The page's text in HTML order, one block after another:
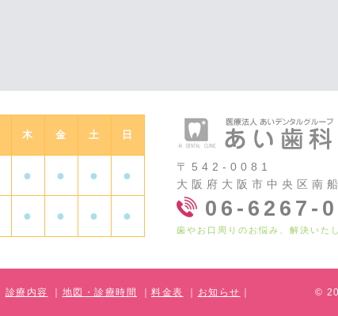
木 金 土 日
● ● ● ●
● ● ● ●
〒542-0081
大阪府大阪市中央区南
06-6267-
歯やお口周りのお悩み、解決いた
診療内容 地図・診療時間 料金表 お知らせ ©